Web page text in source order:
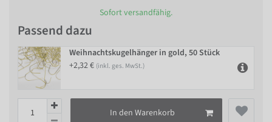
Sofort versandfähig.
Passend dazu
Weihnachtskugelhänger in gold, 50 Stück
+2,32 € (inkl. ges. MwSt.)
In den Warenkorb